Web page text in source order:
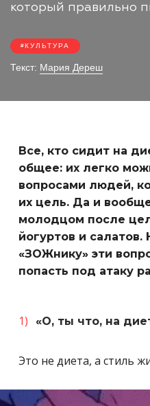
который правильно
КУЛЬТУРА
Текст: Мария Дереш
Все, кто сидит на
общее: их легко
вопросами людей,
их цель. Да и
молодцом после
йогуртов и салатов.
«ЗОЖнику» эти
попасть под атаку
«О, ты что, на
Это не диета, а стиль